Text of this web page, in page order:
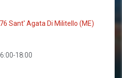
Sant' Agata Di Militello (ME)
18:00